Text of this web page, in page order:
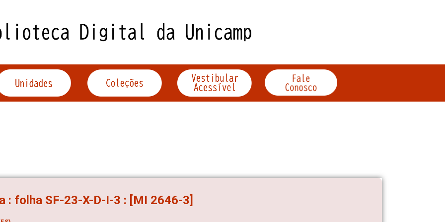
: folha SF-23-X-D-I-3 : [MI 2646-3]